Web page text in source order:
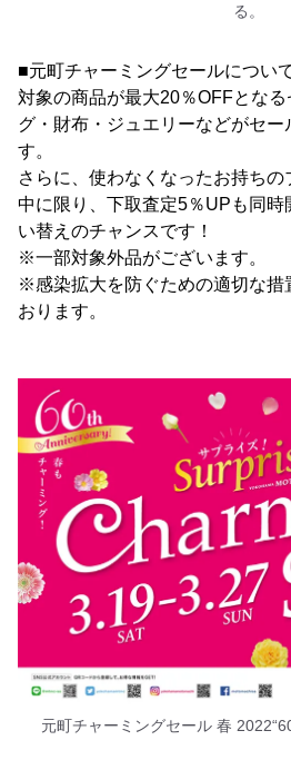
る。
■元町チャーミングセールについ
対象の商品が最大20％OFFとな
グ・財布・ジュエリーなどがセー
す。
さらに、使わなくなったお持ち
中に限り、下取査定5％UPも同時
い替えのチャンスです！
※一部対象外品がございます。
※感染拡大を防ぐための適切な措
おります。
元町チャーミングセール 春